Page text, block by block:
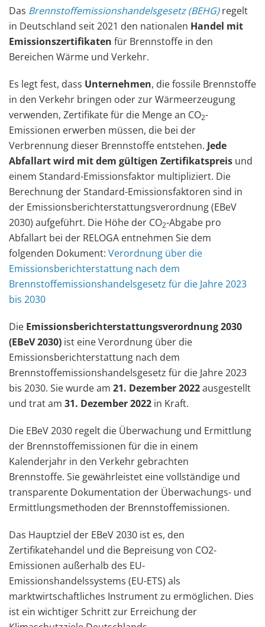
Das Brennstoffemissionshandelsgesetz (BEHG)regelt
in Deutschland seit 2021 den nationalen Handel mit
Emissionszertifikaten für Brennstoffe in den
Bereichen Wärme und Verkehr.
Es legt fest, dass Unternehmen, die fossile Brennstoffe
in den Verkehr bringen oder zur Wärmeerzeugung
verwenden, Zertifikate für die Menge an CO2-
Emissionen erwerben müssen, die bei der
Verbrennung dieser Brennstoffe entstehen. Jede
Abfallart wird mit dem gültigen Zertifikatspreis und
einem Standard-Emissionsfaktor multipliziert. Die
Berechnung der Standard-Emissionsfaktoren sind in
der Emissionsberichterstattungsverordnung (EBeV
2030) aufgeführt. Die Höhe der CO2-Abgabe pro
Abfallart bei der RELOGA entnehmen Sie dem
folgenden Dokument: Verordnung über die
Emissionsberichterstattung nach dem
Brennstoffemissionshandelsgesetz für die Jahre 2023
bis 2030
Die Emissionsberichterstattungsverordnung 2030
(EBeV 2030) ist eine Verordnung über die
Emissionsberichterstattung nach dem
Brennstoffemissionshandelsgesetz für die Jahre 2023
bis 2030. Sie wurde am 21. Dezember 2022ausgestellt
und trat am 31. Dezember 2022 in Kraft.
Die EBeV 2030 regelt die Überwachung und Ermittlung
der Brennstoffemissionen für die in einem
Kalenderjahr in den Verkehr gebrachten
Brennstoffe. Sie gewährleistet eine vollständige und
transparente Dokumentation der Überwachungs- und
Ermittlungsmethoden der Brennstoffemissionen.
Das Hauptziel der EBeV 2030 ist es, den
Zertifikatehandel und die Bepreisung von CO2-
Emissionen außerhalb des EU-
Emissionshandelssystems (EU-ETS) als
marktwirtschaftliches Instrument zu ermöglichen. Dies
ist ein wichtiger Schritt zur Erreichung der